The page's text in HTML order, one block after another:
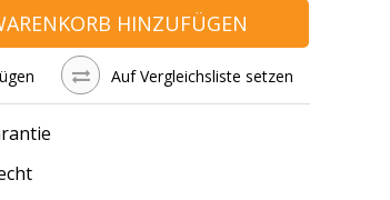
HINZUFÜGEN
Auf Vergleichsliste setzen